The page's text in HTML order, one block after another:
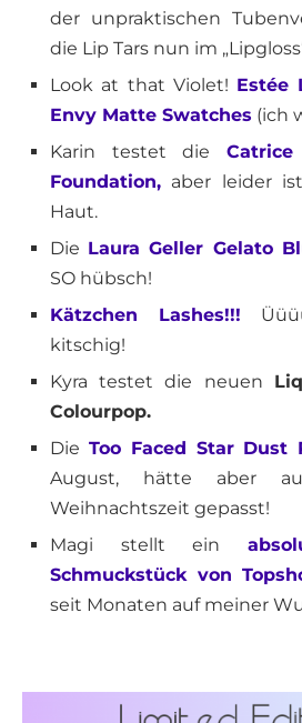
der unpraktischen
die Lip Tars nun im
Look at that Violet! Estée
Envy Matte Swatches (ich
Karin testet die
Foundation, aber leider
Haut.
Die Laura Geller Gelato
SO hübsch!
Kätzchen Lashes!!!
kitschig!
Kyra testet die neuen
Colourpop.
Die Too Faced Star Dust
August, hätte aber
Weihnachtszeit gepasst!
Magi stellt ein
Schmuckstück von
seit Monaten auf meiner